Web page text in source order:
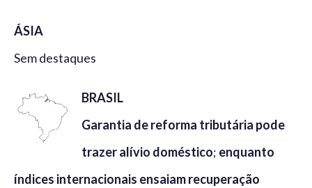
ÁSIA
Sem destaques
BRASIL
Garantia de reforma tributária pode
trazer alívio doméstico; enquanto
índices internacionais ensaiam recuperação